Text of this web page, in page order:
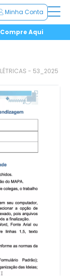
Minha Conta
Compre Aqui
- 53_2025